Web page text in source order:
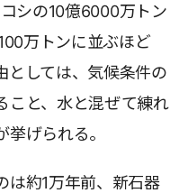
シの10億6000万トン
万トンに並ぶほど
としては、気候条件の
こと、水と混ぜて練れ
げられる。
は約1万年前、新石器